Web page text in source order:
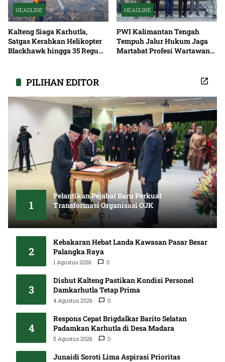
HEADLINE
Kalteng Siaga Karhutla,
Satgas Kerahkan Helikopter
Blackhawk hingga 35 Regu
HEADLINE
PWI Kalimantan Tengah
Tempuh Jalur Hukum Jaga
Martabat Profesi Wartawan
PILIHAN EDITOR
1
Pelantikan Pejabat Baru Perkuat
Transformasi Organisasi OJK
5 Agustus 2026 0
2
Kebakaran Hebat Landa Kawasan Pasar Besar
Palangka Raya
1 Agustus 2026 0
3
Dishut Kalteng Pastikan Kondisi Personel
Damkarhutla Tetap Prima
4 Agustus 2026 0
4
Respons Cepat Brigdalkar Barito Selatan
Padamkan Karhutla di Desa Madara
5 Agustus 2026 0
Junaidi Soroti Lima Aspirasi Prioritas